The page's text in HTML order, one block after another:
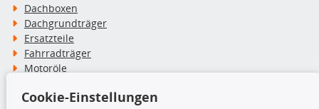
Dachboxen
Dachgrundträger
Ersatzteile
Fahrradträger
Motoröle
Schneeketten
Cookie-Einstellungen